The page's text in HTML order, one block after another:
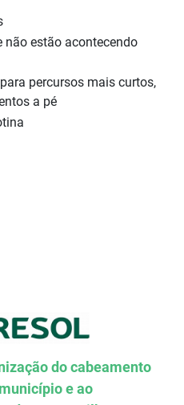
não estão acontecendo
percursos mais curtos,
a pé
do cabeamento
e ao